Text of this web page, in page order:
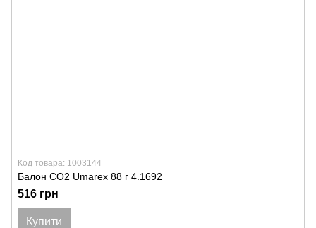
Код товара: 1003144
Балон СО2 Umarex 88 г 4.1692
516 грн
Купити